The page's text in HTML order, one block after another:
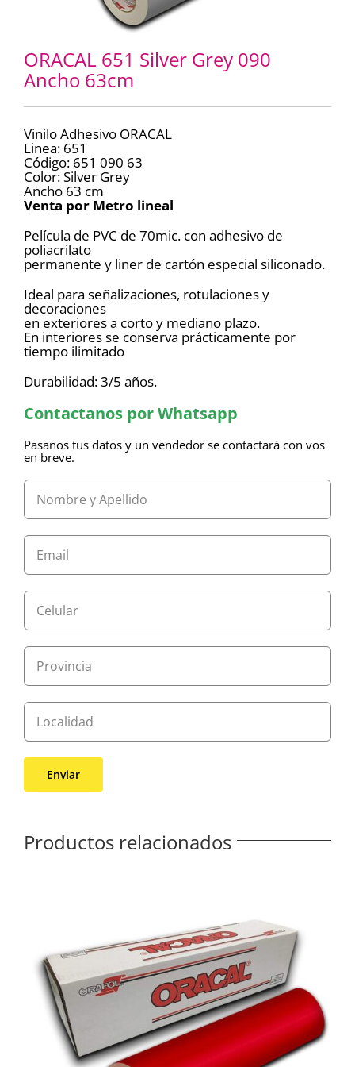
ORACAL 651 Silver Grey 090
Ancho 63cm
Vinilo Adhesivo ORACAL
Linea: 651
Código: 651 090 63
Color: Silver Grey
Ancho 63 cm
Venta por Metro lineal
Película de PVC de 70mic. con adhesivo de
poliacrilato
permanente y liner de cartón especial siliconado.
Ideal para señalizaciones, rotulaciones y
decoraciones
en exteriores a corto y mediano plazo.
En interiores se conserva prácticamente por
tiempo ilimitado
Durabilidad: 3/5 años.
Contactanos por Whatsapp
Pasanos tus datos y un vendedor se contactará con vos
en breve.
Productos relacionados